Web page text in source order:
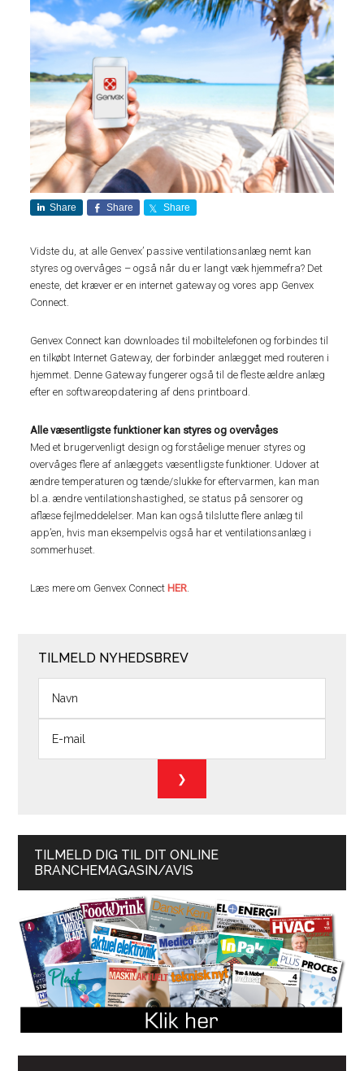
Share Share Share
Vidste du, at alle Genvex’ passive ventilationsanlæg nemt kan
styres og overvåges – også når du er langt væk hjemmefra? Det
eneste, det kræver er en internet gateway og vores app Genvex
Connect.
Genvex Connect kan downloades til mobiltelefonen og forbindes til
en tilkøbt Internet Gateway, der forbinder anlægget med routeren i
hjemmet. Denne Gateway fungerer også til de fleste ældre anlæg
efter en softwareopdatering af dens printboard.
Alle væsentligste funktioner kan styres og overvåges
Med et brugervenligt design og forståelige menuer styres og
overvåges flere af anlæggets væsentligste funktioner. Udover at
ændre temperaturen og tænde/slukke for eftervarmen, kan man
bl.a. ændre ventilationshastighed, se status på sensorer og
aflæse fejlmeddelelser. Man kan også tilslutte flere anlæg til
app’en, hvis man eksempelvis også har et ventilationsanlæg i
sommerhuset.
Læs mere om Genvex Connect HER
TILMELD NYHEDSBREV
TILMELD DIG TIL DIT ONLINE
BRANCHEMAGASIN/AVIS